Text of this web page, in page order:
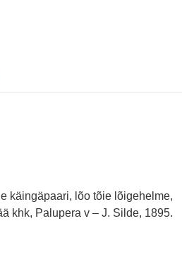
käingäpaari, lõo tõie lõigehelme,
khk, Palupera v – J. Silde, 1895.